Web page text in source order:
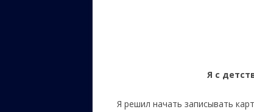
Я с
Я решил начать записывать